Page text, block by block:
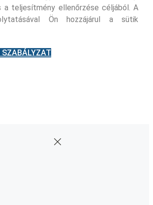
a teljesítmény ellenőrzése céljából. A
Ön hozzájárul a sütik